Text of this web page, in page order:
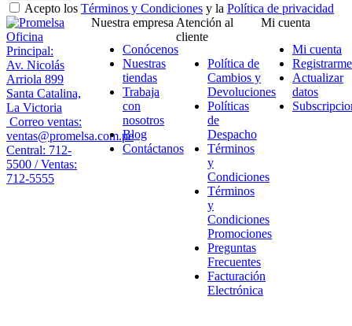
Acepto los Términos y Condiciones y la Política de privacidad
Oficina
Principal:
Av. Nicolás
Arriola 899
Santa Catalina,
La Victoria
Correo ventas:
ventas@promelsa.com.pe
Central: 712-
5500 / Ventas:
712-5555
Nuestra empresa
Conócenos
Nuestras
tiendas
Trabaja
con
nosotros
Blog
Contáctanos
Atención al
cliente
Política de
Cambios y
Devoluciones
Políticas
de
Despacho
Términos
y
Condiciones
Términos
y
Condiciones
Promociones
Preguntas
Frecuentes
Facturación
Electrónica
Mi cuenta
Mi cuenta
Registrarme
Actualizar
datos